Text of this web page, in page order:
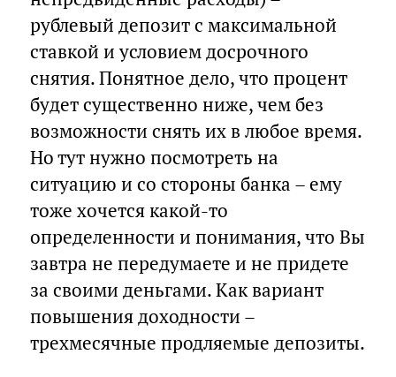
рублевый депозит с максимальной
ставкой и условием досрочного
снятия. Понятное дело, что процент
будет существенно ниже, чем без
возможности снять их в любое время.
Но тут нужно посмотреть на
ситуацию и со стороны банка – ему
тоже хочется какой-то
определенности и понимания, что Вы
завтра не передумаете и не придете
за своими деньгами. Как вариант
повышения доходности –
трехмесячные продляемые депозиты.